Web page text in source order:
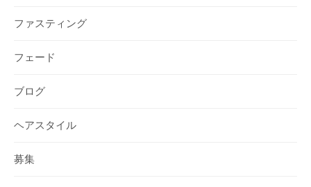
ファスティング
フェード
ブログ
ヘアスタイル
募集